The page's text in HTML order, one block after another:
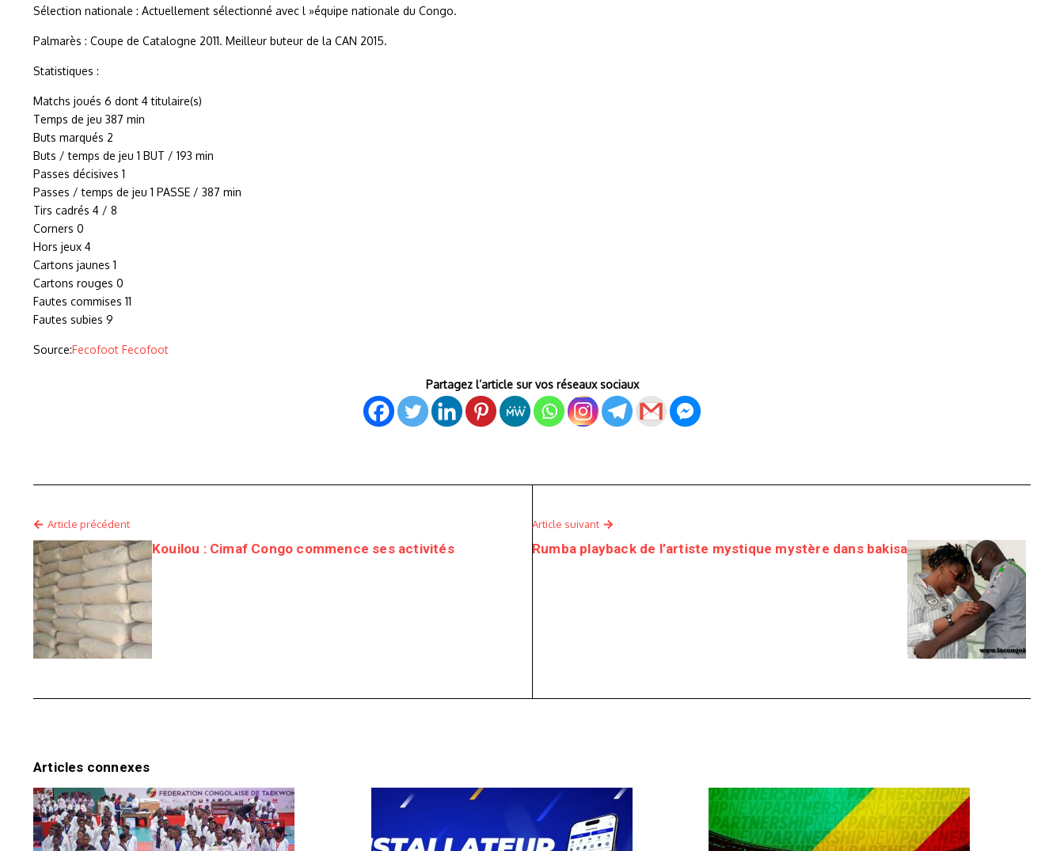
Sélection nationale : Actuellement sélectionné avec l »équipe nationale du Congo.
Palmarès : Coupe de Catalogne 2011. Meilleur buteur de la CAN 2015.
Statistiques :
Matchs joués 6 dont 4 titulaire(s)
Temps de jeu 387 min
Buts marqués 2
Buts / temps de jeu 1 BUT / 193 min
Passes décisives 1
Passes / temps de jeu 1 PASSE / 387 min
Tirs cadrés 4 / 8
Corners 0
Hors jeux 4
Cartons jaunes 1
Cartons rouges 0
Fautes commises 11
Fautes subies 9
Source:Fecofoot Fecofoot
Partagez l’article sur vos réseaux sociaux
Article précédent
Kouilou : Cimaf Congo commence ses activités
Article suivant
Rumba playback de l’artiste mystique mystère dans bakisa
Articles connexes